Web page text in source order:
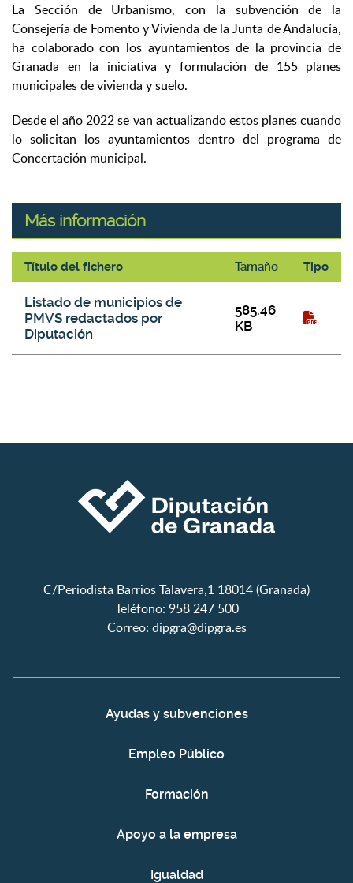
La Sección de Urbanismo, con la subvención de la
Consejería de Fomento y Vivienda de la Junta de Andalucía,
ha colaborado con los ayuntamientos de la provincia de
Granada en la iniciativa y formulación de 155 planes
municipales de vivienda y suelo.
Desde el año 2022 se van actualizando estos planes cuando
lo solicitan los ayuntamientos dentro del programa de
Concertación municipal.
Más información
Título del fichero Tamaño Tipo
Listado de municipios de
PMVS redactados por
Diputación
585.46
KB
C/Periodista Barrios Talavera,1 18014 (Granada)
Teléfono: 958 247 500
Correo: dipgra@dipgra.es
Ayudas y subvenciones
Empleo Público
Formación
Apoyo a la empresa
Igualdad